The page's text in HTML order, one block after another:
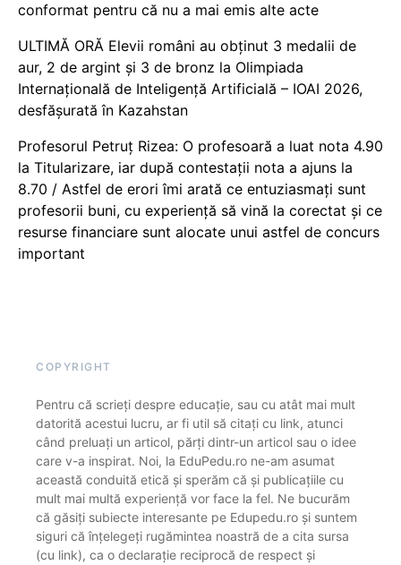
conformat pentru că nu a mai emis alte acte
ULTIMĂ ORĂ Elevii români au obținut 3 medalii de
aur, 2 de argint și 3 de bronz la Olimpiada
Internațională de Inteligență Artificială – IOAI 2026,
desfășurată în Kazahstan
Profesorul Petruț Rizea: O profesoară a luat nota 4.90
la Titularizare, iar după contestații nota a ajuns la
8.70 / Astfel de erori îmi arată ce entuziasmați sunt
profesorii buni, cu experiență să vină la corectat și ce
resurse financiare sunt alocate unui astfel de concurs
important
COPYRIGHT
Pentru că scrieți despre educație, sau cu atât mai mult
datorită acestui lucru, ar fi util să citați cu link, atunci
când preluați un articol, părți dintr-un articol sau o idee
care v-a inspirat. Noi, la EduPedu.ro ne-am asumat
această conduită etică și sperăm că și publicațiile cu
mult mai multă experiență vor face la fel. Ne bucurăm
că găsiți subiecte interesante pe Edupedu.ro și suntem
siguri că înțelegeți rugămintea noastră de a cita sursa
(cu link), ca o declarație reciprocă de respect și